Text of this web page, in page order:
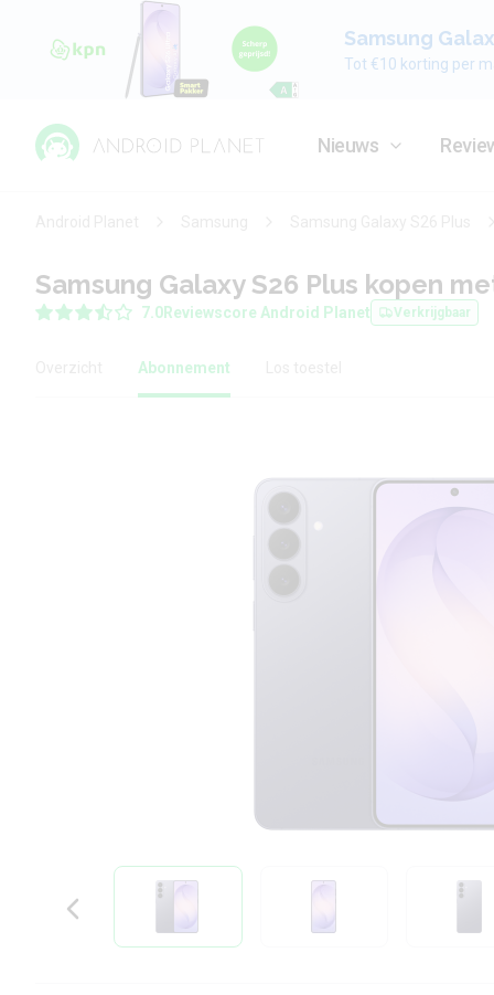
Samsung
Tot €10 korting per
Nieuws
Samsung Galaxy S26 Plus kopen
7.0Reviewscore Android Planet Verkrijgbaar
Abonnement